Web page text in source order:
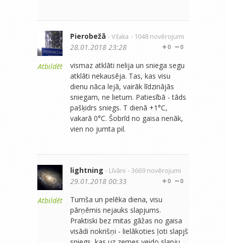
Atbildēt
Pierobežā - Viļaka - 1048 novērojumi
0
0
28.01.2018 23:28
vismaz atklāti nelija un sniega segu
atklāti nekausēja. Tas, kas visu
dienu nāca lejā, vairāk līdzinājās
sniegam, ne lietum. Patiesībā - tāds
pašķidrs sniegs. T dienā +1°C,
vakarā 0°C. Šobrīd no gaisa nenāk,
vien no jumta pil.
Atbildēt
lightning - Līvāni - 3669 novērojumi
0
0
29.01.2018 00:33
Tumša un pelēka diena, visu
pārņēmis nejauks slapjums.
Praktiski bez mitas gāžas no gaisa
visādi nokrišņi - lielākoties ļoti slapjš